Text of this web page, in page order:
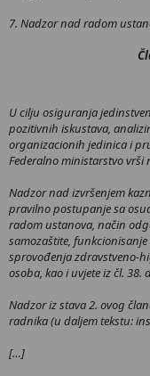
7. Nadzor nad radom
U cilju osiguranja
pozitivnih iskustava,
organizacionih jedinica i
Federalno ministarstvo
Nadzor nad izvršenjem
pravilno postupanje sa
radom ustanova, način
samozaštite,
sprovođenja zdravstveno-
osoba, kao i uvjete iz čl. 38.
Nadzor iz stava 2. ovog
radnika (u daljem tekstu:
[…]